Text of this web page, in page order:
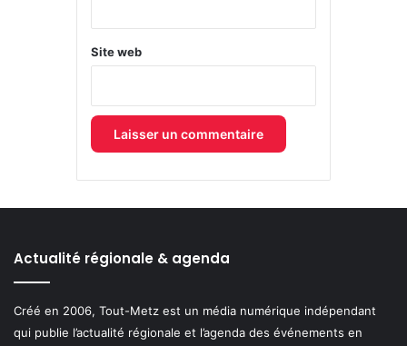
Site web
Actualité régionale & agenda
Créé en 2006, Tout-Metz est un média numérique indépendant
qui publie l’actualité régionale et l’agenda des événements en